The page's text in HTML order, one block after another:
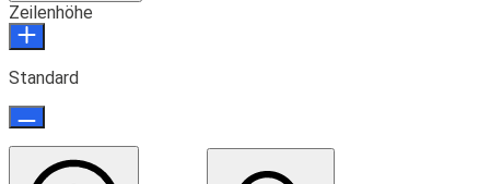
Zeilenhöhe
Standard